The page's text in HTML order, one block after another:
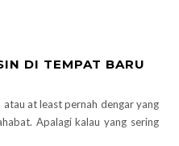
DI TEMPAT BARU
at least pernah dengar yang
Apalagi kalau yang sering